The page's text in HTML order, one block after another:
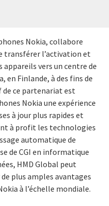
Nokia, collabore
transférer l’activation et
appareils vers un centre de
en Finlande, à des fins de
de ce partenariat est
Nokia une expérience
à jour plus rapides et
à profit les technologies
automatique de
de CGI en informatique
HMD Global peut
plus amples avantages
à l’échelle mondiale.